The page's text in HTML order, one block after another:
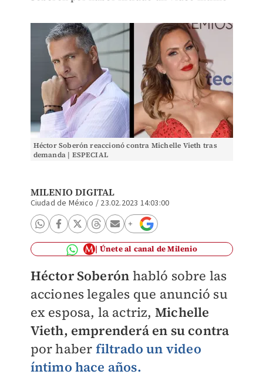
Héctor Soberón reaccionó contra Michelle Vieth tras
demanda | ESPECIAL
MILENIO DIGITAL
Ciudad de México / 23.02.2023 14:03:00
Únete al canal de Milenio
Héctor Soberón habló sobre las
acciones legales que anunció su
ex esposa, la actriz, Michelle
Vieth, emprenderá en su contra
por haber filtrado un video
íntimo hace años.